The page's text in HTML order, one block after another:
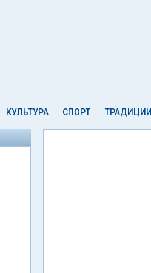
КУЛЬТУРА СПОРТ ТРАДИЦИИ